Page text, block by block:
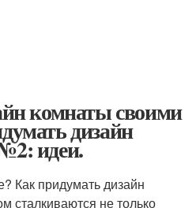
комнаты своими
дизайн
идеи.
Как придумать дизайн
сталкиваются не только